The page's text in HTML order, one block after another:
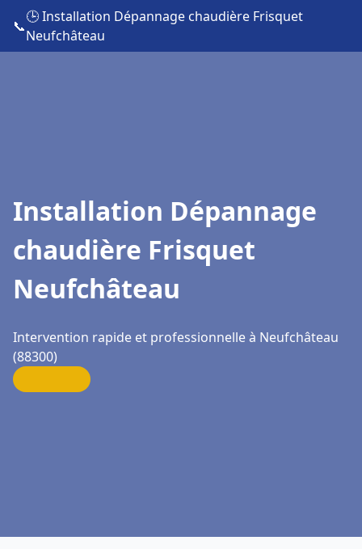
📞
🕒 Installation Dépannage chaudière Frisquet
Neufchâteau
Installation Dépannage
chaudière Frisquet
Neufchâteau
Intervention rapide et professionnelle à Neufchâteau
(88300)